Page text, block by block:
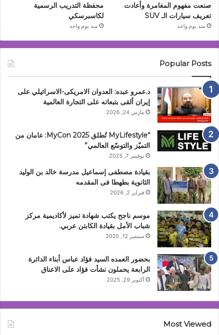
صنعت مفهوم المغامرة وأعادت
تعريف سيارات الـ SUV
منذ يوم واحد
محفظة التدريب الرسمية
لكاسبرسكي
منذ يوم واحد
Popular Posts
د.عمرو عبده: العدوان الامريكى-الاسرائيلي على
إيران ألقى بتبعاته على التجارة العالمية
مارس 24, 2026
“MyLifestyle تُطلق MyCon 2025: عامان من
التميّز والتوسّع العالمي”
نوفمبر 7, 2025
بقيادة مصطفى إسماعيل مدرسة خالد بن الوليد
الثانوية بطهطا فى المقدمه
فبراير 2, 2026
موسم ناجح يكتب شهادة تميز لأكاديمية مركز
شباب الأمل بقيادة الكابتن عربي.
سبتمبر 12, 2025
بحضور العمده السيد فؤاد عباس أبناء الدائرة
الرابعة يحملون نشأت فؤاد على الاعناق
أكتوبر 29, 2025
Most Viewed